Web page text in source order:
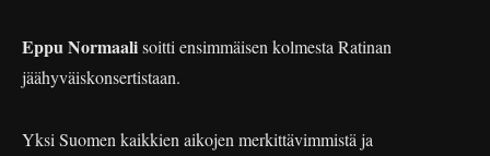
Eppu Normaalisoitti ensimmäisen kolmesta Ratinan
jäähyväiskonsertistaan.
Yksi Suomen kaikkien aikojen merkittävimmistä ja